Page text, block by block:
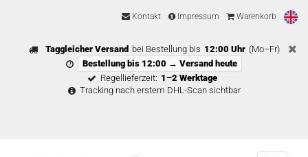
Kontakt Impressum Warenkorb
Taggleicher Versand bei Bestellung bis 12:00 Uhr (Mo–Fr)
Bestellung bis 12:00 → Versand heute
Regellieferzeit: 1–2 Werktage
Tracking nach erstem DHL-Scan sichtbar